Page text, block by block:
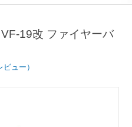
19改 ファイヤーバ
ビュー）